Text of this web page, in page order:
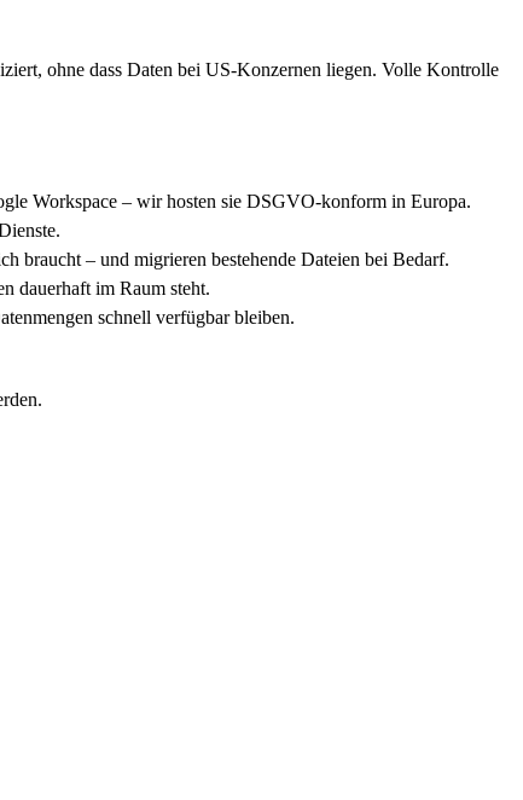
ohne dass Daten bei US-Konzernen liegen. Volle Kontrolle
Workspace – wir hosten sie DSGVO-konform in Europa.
braucht – und migrieren bestehende Dateien bei Bedarf.
dauerhaft im Raum steht.
schnell verfügbar bleiben.